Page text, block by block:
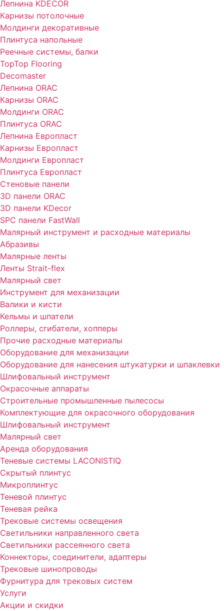
Лепнина KDECOR
Карнизы потолочные
Молдинги декоративные
Плинтуса напольные
Реечные системы, балки
TopTop Flooring
Decomaster
Лепнина ORAC
Карнизы ORAC
Молдинги ORAC
Плинтуса ORAC
Лепнина Европласт
Карнизы Европласт
Молдинги Европласт
Плинтуса Европласт
Стеновые панели
3D панели ORAC
3D панели KDecor
SPC панели FastWall
Малярный инструмент и расходные материалы
Абразивы
Малярные ленты
Ленты Strait-flex
Малярный свет
Инструмент для механизации
Валики и кисти
Кельмы и шпатели
Роллеры, сгибатели, хопперы
Прочие расходные материалы
Оборудование для механизации
Оборудование для нанесения штукатурки и шпаклевки
Шлифовальный инструмент
Окрасочные аппараты
Строительные промышленные пылесосы
Комплектующие для окрасочного оборудования
Шлифовальный инструмент
Малярный свет
Аренда оборудования
Теневые системы LACONISTIQ
Скрытый плинтус
Микроплинтус
Теневой плинтус
Теневая рейка
Трековые системы освещения
Светильники направленного света
Светильники рассеянного света
Коннекторы, соединители, адаптеры
Трековые шинопроводы
Фурнитура для трековых систем
Услуги
Акции и скидки